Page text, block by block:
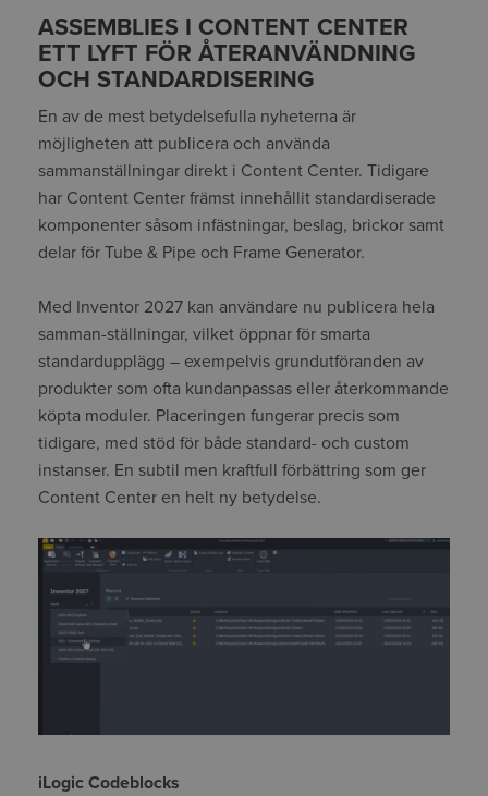
ASSEMBLIES I CONTENT CENTER
ETT LYFT FÖR ÅTERANVÄNDNING
OCH STANDARDISERING
En av de mest betydelsefulla nyheterna är
möjligheten att publicera och använda
sammanställningar direkt i Content Center. Tidigare
har Content Center främst innehållit standardiserade
komponenter såsom infästningar, beslag, brickor samt
delar för Tube & Pipe och Frame Generator.
Med Inventor 2027 kan användare nu publicera hela
samman-ställningar, vilket öppnar för smarta
standardupplägg – exempelvis grundutföranden av
produkter som ofta kundanpassas eller återkommande
köpta moduler. Placeringen fungerar precis som
tidigare, med stöd för både standard- och custom
instanser. En subtil men kraftfull förbättring som ger
Content Center en helt ny betydelse.
iLogic Codeblocks